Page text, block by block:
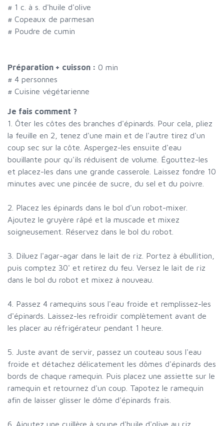
# 1 c. à s. d'huile d'olive
# Copeaux de parmesan
# Poudre de cumin
Préparation + cuisson : 0 min
# 4 personnes
# Cuisine végétarienne
Je fais comment ?
1. Ôter les côtes des branches d'épinards. Pour cela, pliez
la feuille en 2, tenez d'une main et de l'autre tirez d'un
coup sec sur la côte. Aspergez-les ensuite d'eau
bouillante pour qu'ils réduisent de volume. Égouttez-les
et placez-les dans une grande casserole. Laissez fondre 10
minutes avec une pincée de sucre, du sel et du poivre.
2. Placez les épinards dans le bol d'un robot-mixer.
Ajoutez le gruyère râpé et la muscade et mixez
soigneusement. Réservez dans le bol du robot.
3. Diluez l'agar-agar dans le lait de riz. Portez à ébullition,
puis comptez 30' et retirez du feu. Versez le lait de riz
dans le bol du robot et mixez à nouveau.
4. Passez 4 ramequins sous l'eau froide et remplissez-les
d'épinards. Laissez-les refroidir complètement avant de
les placer au réfrigérateur pendant 1 heure.
5. Juste avant de servir, passez un couteau sous l'eau
froide et détachez délicatement les dômes d'épinards des
bords de chaque ramequin. Puis placez une assiette sur le
ramequin et retournez d'un coup. Tapotez le ramequin
afin de laisser glisser le dôme d'épinards frais.
6. Ajoutez une cuillère à soupe d'huile d'olive au riz